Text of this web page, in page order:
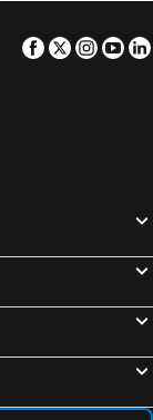
Facebook
Twitter